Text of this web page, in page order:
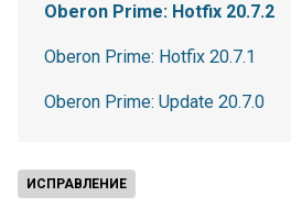
ИСПРАВЛЕНИЕ
Oberon Prime: Hotfix 20.7.2
Oberon Prime: Hotfix 20.7.1
Oberon Prime: Update 20.7.0